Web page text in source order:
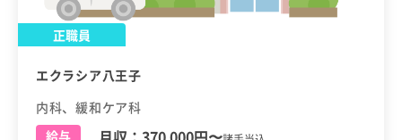
正職員
エクラシア八王子
内科、緩和ケア科
給与